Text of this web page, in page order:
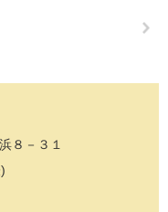
８－３１